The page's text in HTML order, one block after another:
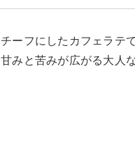
ーフにしたカフェラテ
みと苦みが広がる大人